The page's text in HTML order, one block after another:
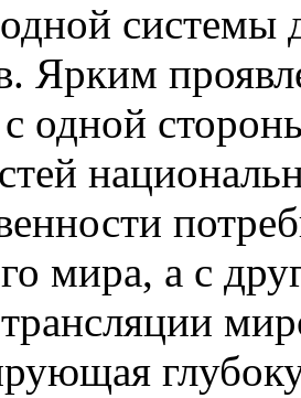
системы
Ярким
одной
мира, а с